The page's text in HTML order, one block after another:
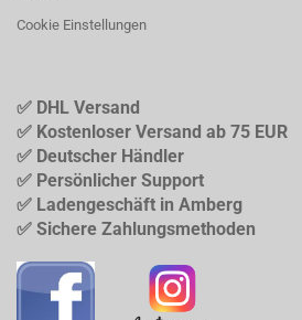
Cookie Einstellungen
✅ DHL Versand
✅ Kostenloser Versand ab 75 EUR
✅ Deutscher Händler
✅ Persönlicher Support
✅ Ladengeschäft in Amberg
✅ Sichere Zahlungsmethoden